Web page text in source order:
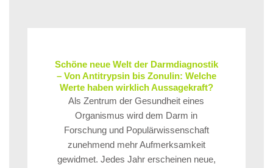
Schöne neue Welt der Darmdiagnostik
– Von Antitrypsin bis Zonulin: Welche
Werte haben wirklich Aussagekraft?
Als Zentrum der Gesundheit eines
Organismus wird dem Darm in
Forschung und Populärwissenschaft
zunehmend mehr Aufmerksamkeit
gewidmet. Jedes Jahr erscheinen neue,